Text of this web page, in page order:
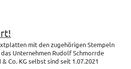
mit den zugehörigen Stempeln
Unternehmen Rudolf Schmorrde
& Co. KG selbst sind seit 1.07.2021